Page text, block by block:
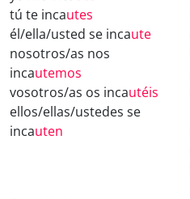
tú te incautes
él/ella/usted se incaute
nosotros/as nos
incautemos
vosotros/as os incautéis
ellos/ellas/ustedes se
incauten